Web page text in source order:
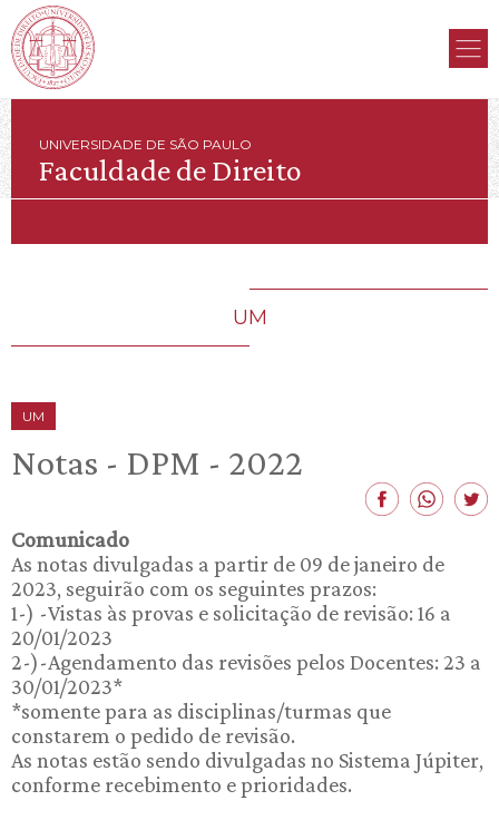
UNIVERSIDADE DE SÃO PAULO
Faculdade de Direito
UM
UM
Notas - DPM - 2022
Comunicado
As notas divulgadas a partir de 09 de janeiro de
2023, seguirão com os seguintes prazos:
1-) -Vistas às provas e solicitação de revisão: 16 a
20/01/2023
2-)-Agendamento das revisões pelos Docentes: 23 a
30/01/2023*
*somente para as disciplinas/turmas que
constarem o pedido de revisão.
As notas estão sendo divulgadas no Sistema Júpiter,
conforme recebimento e prioridades.